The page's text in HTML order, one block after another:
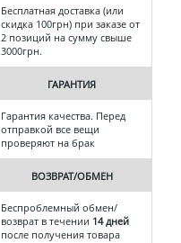
Бесплатная доставка (или
скидка 100грн) при заказе от
2 позиций на сумму свыше
3000грн.
ГАРАНТИЯ
Гарантия качества. Перед
отправкой все вещи
проверяют на брак
ВОЗВРАТ/ОБМЕН
Беспроблемный обмен/
возврат в течении 14 дней
после получения товара